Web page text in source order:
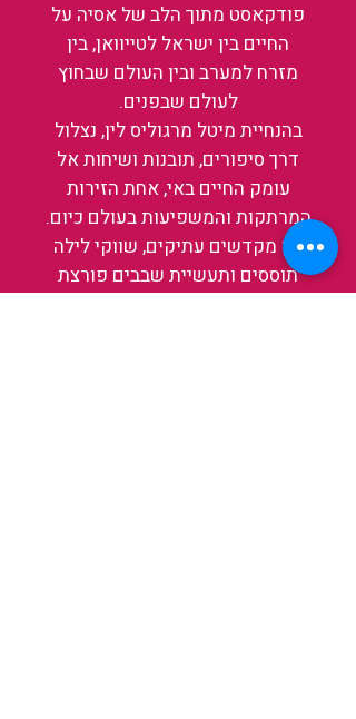
פודקאסט מתוך הלב של אסיה על
החיים בין ישראל לטייוואן, בין
מזרח למערב ובין העולם שבחוץ
לעולם שבפנים.
בהנחיית מיטל מרגוליס לין, נצלול
דרך סיפורים, תובנות ושיחות אל
עומק החיים באי, אחת הזירות
המרתקות והמשפיעות בעולם כיום.
בין מקדשים עתיקים, שווקי לילה
תוססים ותעשיית שבבים פורצת